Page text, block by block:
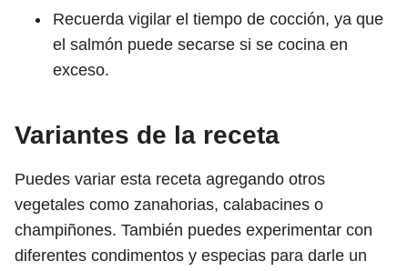
Recuerda vigilar el tiempo de cocción, ya que
el salmón puede secarse si se cocina en
exceso.
Variantes de la receta
Puedes variar esta receta agregando otros
vegetales como zanahorias, calabacines o
champiñones. También puedes experimentar con
diferentes condimentos y especias para darle un